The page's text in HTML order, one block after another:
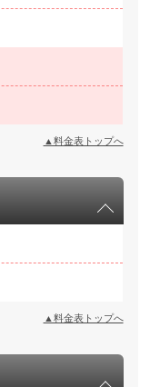
▲料金表トップへ
▲料金表トップへ